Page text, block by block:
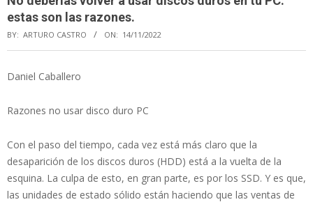
estas son las razones.
BY: ARTURO CASTRO ON: 14/11/2022
Daniel Caballero
Razones no usar disco duro PC
Con el paso del tiempo, cada vez está más claro que la
desaparición de los discos duros (HDD) está a la vuelta de la
esquina. La culpa de esto, en gran parte, es por los SSD. Y es que,
las unidades de estado sólido están haciendo que las ventas de